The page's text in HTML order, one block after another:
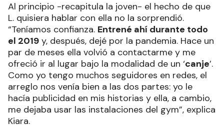
Al principio -recapitula la joven- el hecho de que
L. quisiera hablar con ella no la sorprendió.
“Teníamos confianza. Entrené ahí durante todo
el 2019 y, después, dejé por la pandemia. Hace un
par de meses ella volvió a contactarme y me
ofreció ir al lugar bajo la modalidad de un ‘canje’.
Como yo tengo muchos seguidores en redes, el
arreglo nos venía bien a las dos partes: yo le
hacía publicidad en mis historias y ella, a cambio,
me dejaba usar las instalaciones del gym”, explica
Kiara.